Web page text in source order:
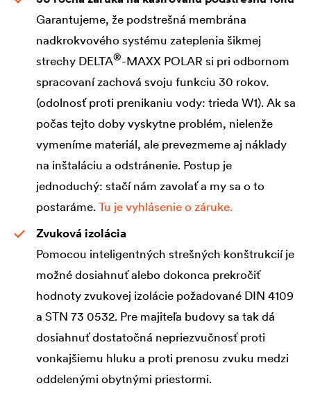
Garantujeme, že podstrešná membrána
nadkrokvového systému zateplenia šikmej
strechy DELTA®-MAXX POLAR si pri odbornom
spracovaní zachová svoju funkciu 30 rokov.
(odolnosť proti prenikaniu vody: trieda W1). Ak sa
počas tejto doby vyskytne problém, nielenže
vymeníme materiál, ale prevezmeme aj náklady
na inštaláciu a odstránenie. Postup je
jednoduchý: stačí nám zavolať a my sa o to
postaráme.Tu je vyhlásenie o záruke.
Zvuková izolácia
Pomocou inteligentných strešných konštrukcií je
možné dosiahnuť alebo dokonca prekročiť
hodnoty zvukovej izolácie požadované DIN 4109
a STN 73 0532. Pre majiteľa budovy sa tak dá
dosiahnuť dostatočná nepriezvučnosť proti
vonkajšiemu hluku a proti prenosu zvuku medzi
oddelenými obytnými priestormi.